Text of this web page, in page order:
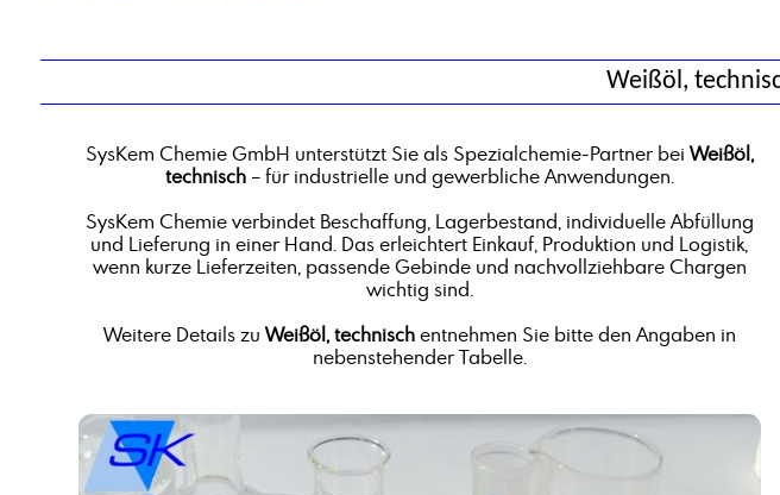
Weißöl,
SysKem Chemie GmbH unterstützt Sie als Spezialchemie-Partner beiWeißöl,
technisch– für industrielle und gewerbliche Anwendungen.
SysKem Chemie verbindet Beschaffung, Lagerbestand, individuelle Abfüllung
und Lieferung in einer Hand. Das erleichtert Einkauf, Produktion und Logistik,
wenn kurze Lieferzeiten, passende Gebinde und nachvollziehbare Chargen
wichtig sind.
Weitere Details zuWeißöl, technischentnehmen Sie bitte den Angaben in
nebenstehender Tabelle.